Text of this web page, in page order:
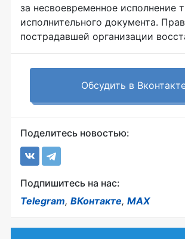
за несвоевременное исполнение
исполнительного документа.
пострадавшей организации
Обсудить в
Поделитесь новостью:
Подпишитесь на нас:
Telegram, ВКонтакте, MAX